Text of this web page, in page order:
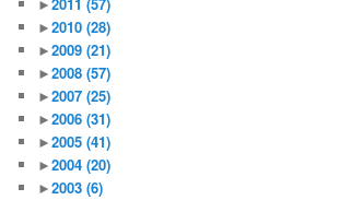
►2011(57)
►2010(28)
►2009(21)
►2008(57)
►2007(25)
►2006(31)
►2005(41)
►2004(20)
►2003(6)